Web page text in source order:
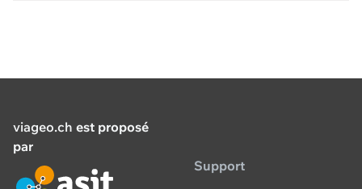
viageo.ch est proposé
par
Support